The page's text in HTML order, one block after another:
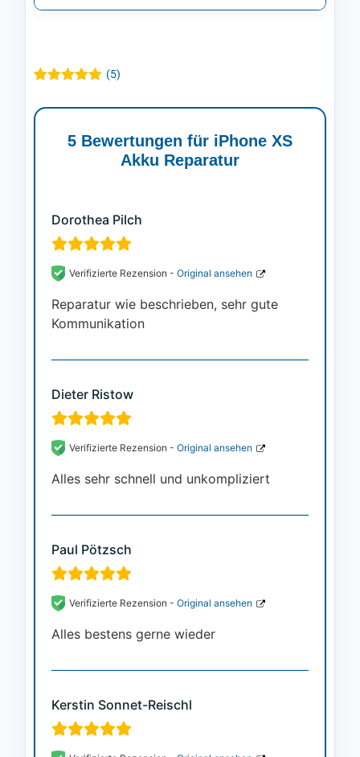
5.00von 5,
basierend
Kundenbewertungen
(5)
5 Bewertungen für iPhone XS
Akku Reparatur
Dorothea Pilch
Verifizierte Rezension - Original ansehen
Reparatur wie beschrieben, sehr gute
Kommunikation
Dieter Ristow
Verifizierte Rezension - Original ansehen
Alles sehr schnell und unkompliziert
Paul Pötzsch
Verifizierte Rezension - Original ansehen
Alles bestens gerne wieder
Kerstin Sonnet-Reischl